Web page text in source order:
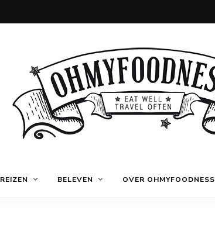
OhMyFoodness
well
Travel
REIZEN BELEVEN OVER OHMYFOODNESS